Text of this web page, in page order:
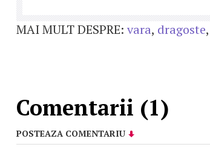
MAI MULT DESPRE: vara, dragoste,
Comentarii (1)
POSTEAZA COMENTARIU